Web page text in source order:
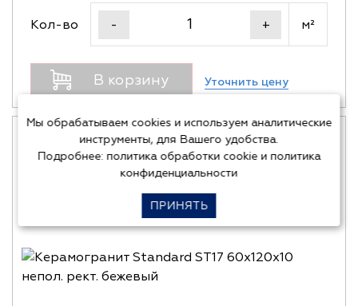
Кол-во - + м²
В корзину Уточнить цену
Мы обрабатываем cookies и используем аналитические
инструменты, для Вашего удобства.
Подробнее: политика обработки cookieи политика
конфиденциальности
ПРИНЯТЬ